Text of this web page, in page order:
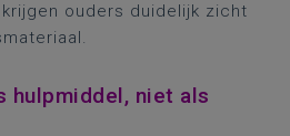
ouders duidelijk zicht
hulpmiddel, niet als